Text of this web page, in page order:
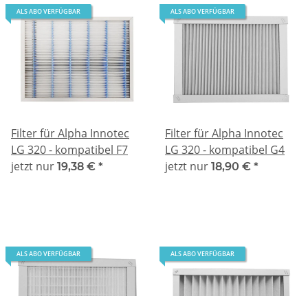
ALS ABO VERFÜGBAR
Filter für Alpha Innotec
LG 320 - kompatibel F7
jetzt nur 19,38 € *
ALS ABO VERFÜGBAR
Filter für Alpha Innotec
LG 320 - kompatibel G4
jetzt nur 18,90 € *
ALS ABO VERFÜGBAR ALS ABO VERFÜGBAR